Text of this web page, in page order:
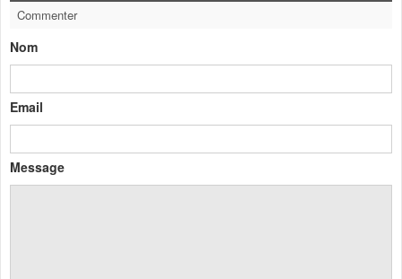
Commenter
Nom
Email
Message